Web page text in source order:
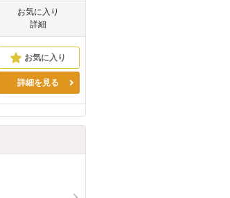
お気に入り
詳細
詳細を見る